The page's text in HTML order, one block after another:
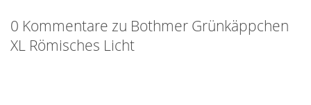
0 Kommentare zu Bothmer Grünkäppchen
XL Römisches Licht